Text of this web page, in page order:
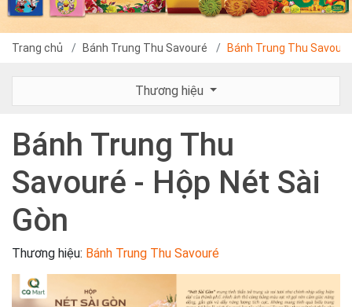
Trang chủ Bánh Trung Thu Savouré Bánh Trung Thu
Thương hiệu
Bánh Trung Thu
Savouré - Hộp Nét Sài
Gòn
Thương hiệu: Bánh Trung Thu Savouré